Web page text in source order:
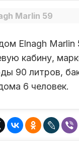
Marlin 59
Elnagh
кабину,
90 литров,
6 человек.